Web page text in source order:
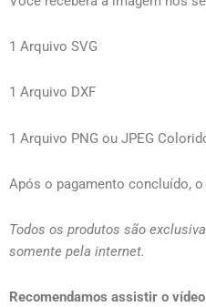
1 Arquivo SVG
1 Arquivo DXF
1 Arquivo PNG ou JPEG
Após o pagamento concluído,
Todos os produtos são
somente pela internet.
Recomendamos assistir o